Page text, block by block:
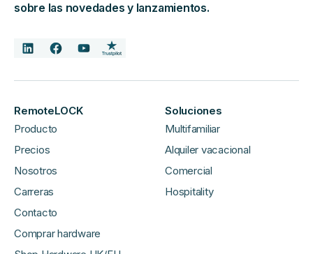
sobre las novedades y lanzamientos.
RemoteLOCK
Producto
Precios
Nosotros
Carreras
Contacto
Comprar hardware
Soluciones
Multifamiliar
Alquiler vacacional
Comercial
Hospitality